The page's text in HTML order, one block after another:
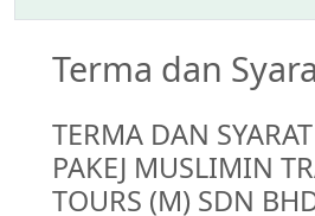
Terma dan
TERMA DAN
PAKEJ MUSLIMIN
TOURS (M) SDN